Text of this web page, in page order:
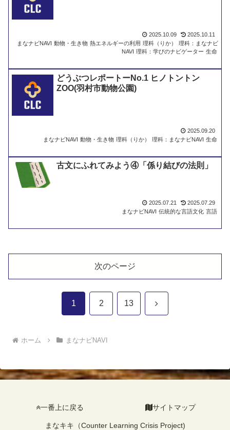
2025.10.09
2025.10.11
まなナビNAVI 動物・生き物 熱エネルギーの利用 理科（りか）
理科：まなナビ
NAVI 理科：学びのナビゲーター 生命
どうぶつレポートーNo.1 ヒノトントン
ZOO(羽村市動物公園)
2025.09.20
まなナビNAVI 動物・生き物 理科（りか） 理科：まなナビNAVI 生命
古文にふれてみよう④「係り結びの法則」
2025.07.21
2025.07.29
まなナビNAVI 伝統的な言語文化 言語
次のページ
1 2 13 次
ホーム まなナビNAVI
一番上に戻る サイトマップ
まなキキ（Counter Learning Crisis Project)